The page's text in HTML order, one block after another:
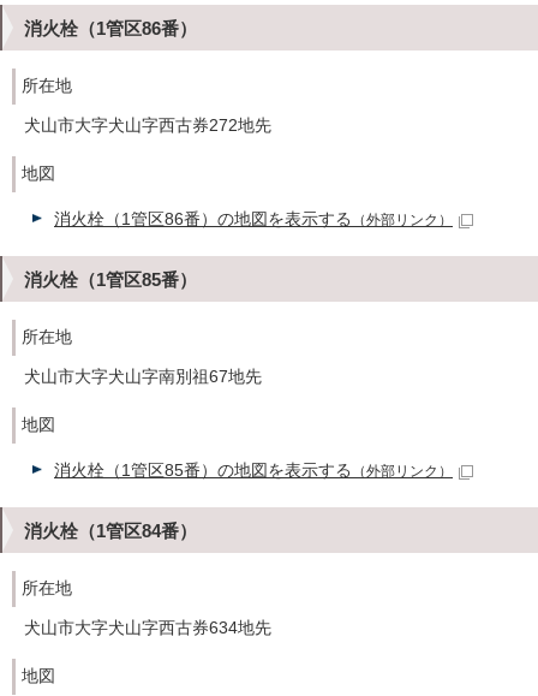
消火栓（1管区86番）
所在地
犬山市大字犬山字西古券272地先
地図
消火栓（1管区86番）の地図を表示する （外部リンク）
消火栓（1管区85番）
所在地
犬山市大字犬山字南別祖67地先
地図
消火栓（1管区85番）の地図を表示する （外部リンク）
消火栓（1管区84番）
所在地
犬山市大字犬山字西古券634地先
地図